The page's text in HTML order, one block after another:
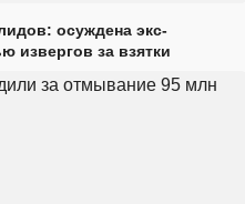
осуждена экс-
извергов за взятки